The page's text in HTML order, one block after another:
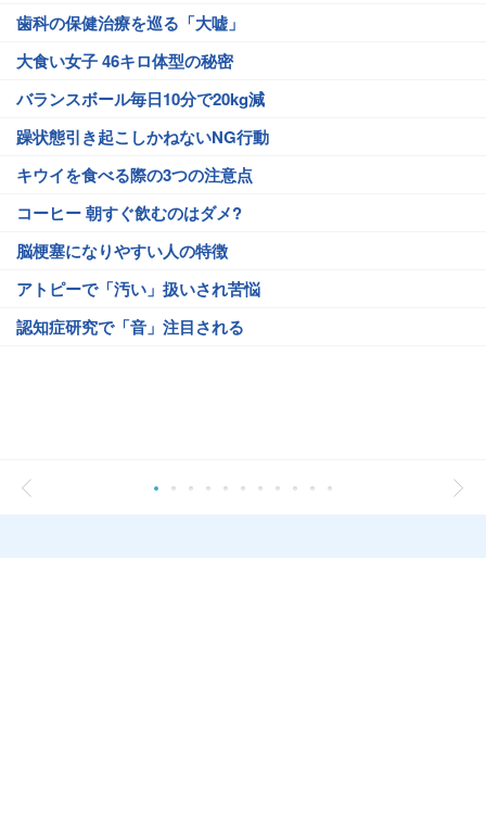
歯科の保健治療を巡る「大嘘」
大食い女子 46キロ体型の秘密
バランスボール毎日10分で20kg減
躁状態引き起こしかねないNG行動
キウイを食べる際の3つの注意点
コーヒー 朝すぐ飲むのはダメ?
脳梗塞になりやすい人の特徴
アトピーで「汚い」扱いされ苦悩
認知症研究で「音」注目される